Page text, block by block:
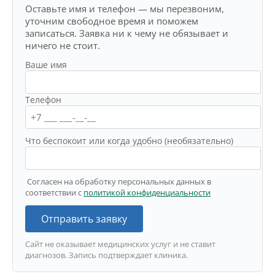
Оставьте имя и телефон — мы перезвоним,
уточним свободное время и поможем
записаться. Заявка ни к чему не обязывает и
ничего не стоит.
Ваше имя
Телефон
Что беспокоит или когда удобно (необязательно)
Согласен на обработку персональных данных в
соответствии с политикой конфиденциальности
Отправить заявку
Сайт не оказывает медицинских услуг и не ставит
диагнозов. Запись подтверждает клиника.